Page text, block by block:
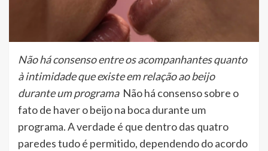
Não há consenso entre os acompanhantes quanto
à intimidade que existe em relação ao beijo
durante um programa Não há consenso sobre o
fato de haver o beijo na boca durante um
programa. A verdade é que dentro das quatro
paredes tudo é permitido, dependendo do acordo